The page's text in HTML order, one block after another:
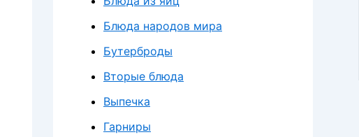
Блюда народов мира
Бутерброды
Вторые блюда
Выпечка
Гарниры